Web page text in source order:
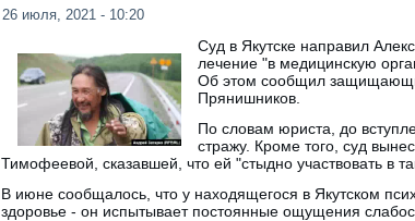
26 июля, 2021 - 10:20
Суд в Якутске направил
лечение "в медицинскую
Об этом сообщил
Прянишников.
По словам юриста, до
стражу. Кроме того, суд
Тимофеевой, сказавшей, что ей "стыдно участвовать в
В июне сообщалось, что у находящегося в Якутском
здоровье - он испытывает постоянные ощущения